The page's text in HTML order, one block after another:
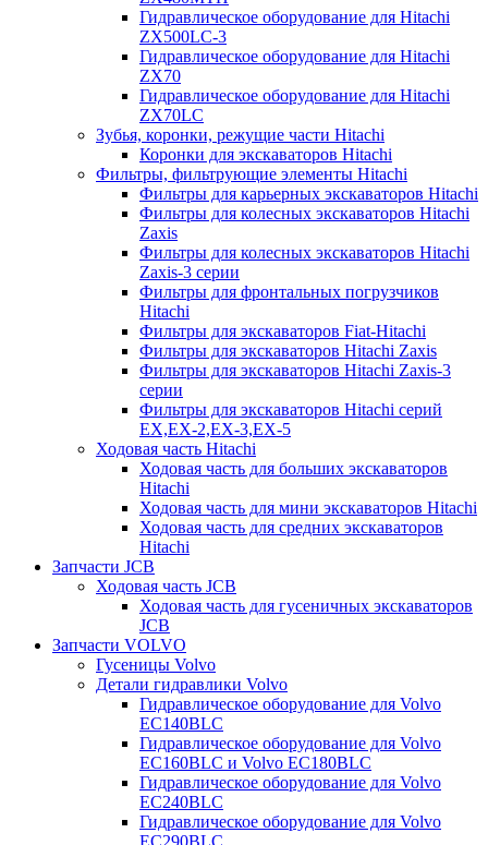
Гидравлическое оборудование для Hitachi
ZX500LC-3
Гидравлическое оборудование для Hitachi
ZX70
Гидравлическое оборудование для Hitachi
ZX70LC
Зубья, коронки, режущие части Hitachi
Коронки для экскаваторов Hitachi
Фильтры, фильтрующие элементы Hitachi
Фильтры для карьерных экскаваторов Hitachi
Фильтры для колесных экскаваторов Hitachi
Zaxis
Фильтры для колесных экскаваторов Hitachi
Zaxis-3 серии
Фильтры для фронтальных погрузчиков
Hitachi
Фильтры для экскаваторов Fiat-Hitachi
Фильтры для экскаваторов Hitachi Zaxis
Фильтры для экскаваторов Hitachi Zaxis-3
серии
Фильтры для экскаваторов Hitachi серий
EX,EX-2,EX-3,EX-5
Ходовая часть Hitachi
Ходовая часть для больших экскаваторов
Hitachi
Ходовая часть для мини экскаваторов Hitachi
Ходовая часть для средних экскаваторов
Hitachi
Запчасти JCB
Ходовая часть JCB
Ходовая часть для гусеничных экскаваторов
JCB
Запчасти VOLVO
Гусеницы Volvo
Детали гидравлики Volvo
Гидравлическое оборудование для Volvo
EC140BLC
Гидравлическое оборудование для Volvo
EC160BLC и Volvo EC180BLC
Гидравлическое оборудование для Volvo
EC240BLC
Гидравлическое оборудование для Volvo
EC290BLC